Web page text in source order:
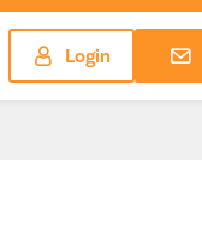
Login